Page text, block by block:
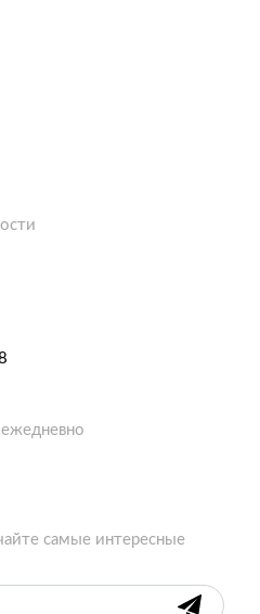
самые интересные